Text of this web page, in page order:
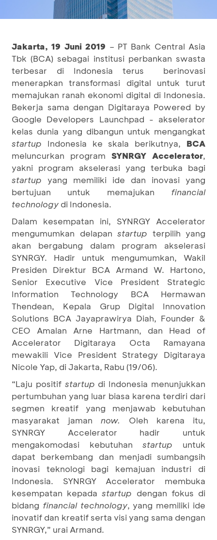
Jakarta, 19 Juni 2019 – PT Bank Central Asia
Tbk (BCA) sebagai institusi perbankan swasta
terbesar di Indonesia terus berinovasi
menerapkan transformasi digital untuk turut
memajukan ranah ekonomi digital di Indonesia.
Bekerja sama dengan Digitaraya Powered by
Google Developers Launchpad - akselerator
kelas dunia yang dibangun untuk mengangkat
startup Indonesia ke skala berikutnya, BCA
meluncurkan program SYNRGY Accelerator,
yakni program akselerasi yang terbuka bagi
startup yang memiliki ide dan inovasi yang
bertujuan untuk memajukan financial
technology di Indonesia.
Dalam kesempatan ini, SYNRGY Accelerator
mengumumkan delapan startup terpilih yang
akan bergabung dalam program akselerasi
SYNRGY. Hadir untuk mengumumkan, Wakil
Presiden Direktur BCA Armand W. Hartono,
Senior Executive Vice President Strategic
Information Technology BCA Hermawan
Thendean, Kepala Grup Digital Innovation
Solutions BCA Jayaprawirya Diah, Founder &
CEO Amalan Arne Hartmann, dan Head of
Accelerator Digitaraya Octa Ramayana
mewakili Vice President Strategy Digitaraya
Nicole Yap, di Jakarta, Rabu (19/06).
“Laju positif startup di Indonesia menunjukkan
pertumbuhan yang luar biasa karena terdiri dari
segmen kreatif yang menjawab kebutuhan
masyarakat jamannow. Oleh karena itu,
SYNRGY Accelerator hadir untuk
mengakomodasi kebutuhanstartup untuk
dapat berkembang dan menjadi sumbangsih
inovasi teknologi bagi kemajuan industri di
Indonesia. SYNRGY Accelerator membuka
kesempatan kepadastartup dengan fokus di
bidang financial technology, yang memiliki ide
inovatif dan kreatif serta visi yang sama dengan
SYNRGY,” urai Armand.